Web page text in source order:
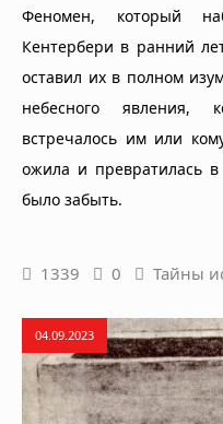
Феномен, который
Кентербери в ранний
оставил их в полном
небесного явления,
встречалось им или
ожила и превратилась
было забыть.
1339 0 Тайны
04.09.2023